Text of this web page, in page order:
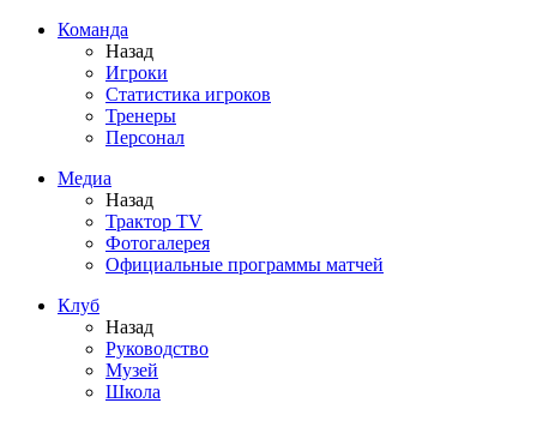
Команда
Назад
Игроки
Статистика игроков
Тренеры
Персонал
Медиа
Назад
Трактор TV
Фотогалерея
Официальные программы матчей
Клуб
Назад
Руководство
Музей
Школа